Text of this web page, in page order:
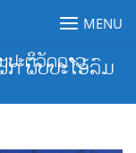
ປະຕິວັດລາວ
MENU
ກ ພົບປະໂອ້ລົມ